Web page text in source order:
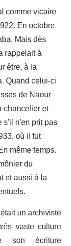
comme vicaire
En octobre
Mais dès
rappelait à
être, à la
Quand celui-ci
de Naour
chancelier et
s'il n'en prit pas
où il fut
même temps.
du
et aussi à la
un archiviste
vaste culture
son écriture